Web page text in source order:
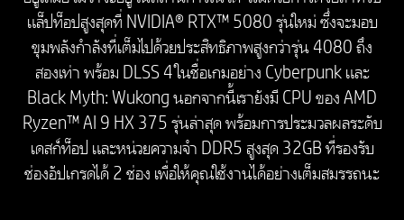
แล็ปท็อปสูงสุดที่ NVIDIA® RTX™ 5080 รุ่นใหม่ ซึ่งจะมอบ
ขุมพลังกำลังที่เต็มไปด้วยประสิทธิภาพสูงกว่ารุ่น 4080 ถึง
สองเท่า พร้อม DLSS 4 ในชื่อเกมอย่าง Cyberpunk และ
Black Myth: Wukong นอกจากนี้เรายังมี CPU ของ AMD
Ryzen™ AI 9 HX 375 รุ่นล่าสุด พร้อมการประมวลผลระดับ
เดสก์ท็อป และหน่วยความจำ DDR5 สูงสุด 32GB ที่รองรับ
ช่องอัปเกรดได้ 2 ช่อง เพื่อให้คุณใช้งานได้อย่างเต็มสมรรถนะ